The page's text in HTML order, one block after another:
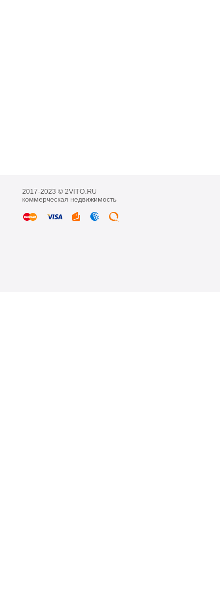
2017-2023 © 2VITO.RU
коммерческая недвижимость